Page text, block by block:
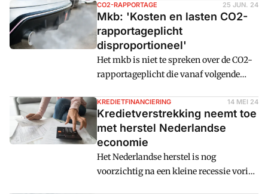
de administratie, vinden kleinere
bedrijven.
CO2-RAPPORTAGE 25 JUN. 24
Mkb: 'Kosten en lasten CO2-
rapportageplicht
disproportioneel'
Het mkb is niet te spreken over de CO2-
rapportageplicht die vanaf volgende
administratieve last en de kosten te hoog
en zeggen in gesprek te zijn met de
overheid over de uitvoering.
KREDIETFINANCIERING 14 MEI 24
Kredietverstrekking neemt toe
met herstel Nederlandse
economie
Het Nederlandse herstel is nog
voorzichtig na een kleine recessie vorig